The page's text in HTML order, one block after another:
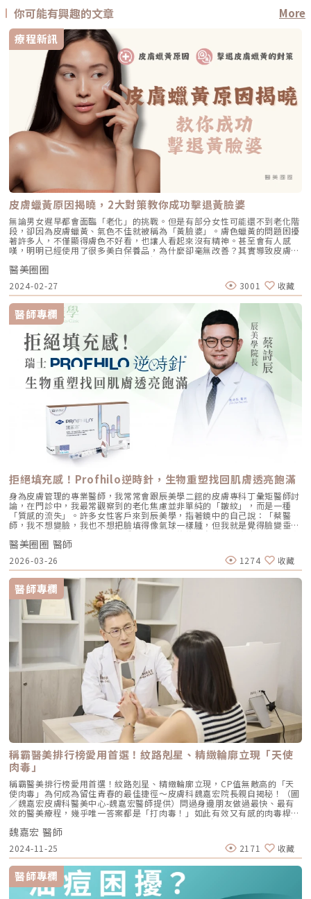
你可能有興趣的文章
More
療程新訊
皮膚蠟黃原因揭曉，2大對策教你成功擊退黃臉婆
無論男女遲早都會面臨「老化」的挑戰。但是有部分女性可能還不到老化階
段，卻因為皮膚蠟黃、氣色不佳就被稱為「黃臉婆」。膚色蠟黃的問題困擾
著許多人，不僅顯得膚色不好看，也讓人看起來沒有精神。甚至會有人感
嘆，明明已經使用了很多美白保養品，為什麼卻毫無改善？其實導致皮膚蠟
黃的原因有很多，小編先帶領讀者了解皮膚蠟黃的主因，再來分享擊退皮膚
蠟黃有哪2大對策，教你成功擺脫「黃」臉婆！為什麼皮膚會蠟黃？有哪些
主要原因？不僅老年人，很多年輕人也會碰到皮膚蠟黃的問題。除了要注意
作息和勤於保養之外，還可以考慮選擇雷射來改善膚色不均勻，去除黑斑等
問題。另外，也可以考慮打美白針，補充抗氧化，保護皮膚免受紫外線傷
害。 肌膚過於氧化：意思是，就像肌膚在生命中慢慢老化的一個過程。氧
化過程會因為紫外線、空氣污染、吸菸，以及身體正常的代謝而引發過多的
自由基。這些自由基會讓肌膚變得粗糙、出現細紋和暗沉蠟黃。 皮膚生成
太多黑色素：一般情況下，皮膚只要暴露在紫外線下，會刺激黑色素細胞分
泌黑色素，以保護皮膚避免受到傷害。但如果長時間暴露在陽光下而未做好
防曬措施，黑色素生成過多，皮膚無法及時代謝，皮膚就會變得較黑，甚至
出現不均勻的黑斑，像是雀斑或曬斑。 血管供氧不足：意思就是說血液循
環不順暢，肌膚裡的微血管攜帶氧氣的血紅素量不夠，所以皮膚看起來蠟黃
無光。若是血液循環順暢，攜帶氧氣的血紅素量就會增加，臉色看起來就會
紅潤。 日常作息不規律：無論是晚睡、熬夜或是白天睡覺，會讓身體的新
陳代謝速度減緩，進而影響黑色素代謝，造成黑眼圈，皮膚也會變得粗糙、
無光澤、顯得蠟黃暗沉。如果長時間缺乏睡眠也會讓眼睛周圍的皮膚顯得暗
沉，就像我們常說的「熊貓眼」。 角質無法正常代謝：日常作息不規律也
會讓皮膚角質代謝出問題，造成角質無法正常謝而引起堆積。這些角質排列
鬆散，表面凹凸不平，如果光線照射下會散亂，無法有效反射光線。這樣一
來，皮膚看起來就會顯得粗糙、蠟黃。 肌膚缺乏保濕：當肌膚水分充足
時，皮膚表面會很滑，反射光的效果會很好。皮膚看起來會晶瑩剔透，顏色
也會顯得紅潤。擊退皮膚蠟黃的2大對策對策一、雷射療程• 皮秒雷射：皮
秒雷射能夠縮小毛孔、改善色斑，讓臉部皮膚全面更新。不僅使皮膚看起來
更有光澤，還能淡化瑕疵、清潔毛孔中的污垢。是一種不錯的定期護膚方
法，能夠保持年輕肌膚的秘密武器！•淨膚雷射：清除粉刺、清潔肌膚深層
污垢和代謝角質，抑制油脂分泌過多的問題。同時也能夠縮小毛孔，使肌膚
看起來更細緻。• 飛梭雷射：適用於肌膚凹洞型痘疤和毛孔粗大問題，飛
梭雷射與上述雷射方式有所不同，可能會導致傷口產生。因此，療程後護理
比其他雷射更複雜，需要人工皮更換，並且注意多做防曬措施和加強保濕。
對策二、日常保養• 保養點滴：能夠防止黑色素的形成，淡化斑點，並提
供皮膚所需的營養。使皮膚增加細胞的活力，擊退氧化和老化的問題。•
杏仁酸煥膚：杏仁酸是一種果酸，用來改善肌膚問題。能幫助去除老廢角
質、淡化色素斑點、殺菌、減緩發炎，並促進膠原蛋白再生。杏仁• 酸具
有親脂性，能夠深入毛囊，控制皮脂分泌和粉刺生成。• 加強保濕和防
曬：首先要加強肌膚保濕，讓肌膚回復保水度佳的狀態，修護效果會更好。
也可以用化妝水輕輕按摩皮膚，幫助護膚品更好地吸收。紫外線曝曬過度會
傷害皮膚，所以要做好防曬措施，給肌膚基本的保護，這樣斑點就不會一直
冒出來囉！除了上述的醫美療程和日常保養方法，要改善肌膚狀況還可以透
過攝取足夠的水分，多食用含有維他命C的蔬果，並進行適度的運動。同
時，保持良好的生活習慣也很重要，例如正常規律的睡眠、少吃甜食、油
炸、辛辣食物，避免刺激肌膚，讓肌膚有足夠的休息時間，才能回復原本的
光澤和健康的狀態。★溫馨提醒★小編要提醒大家，醫療並非單純的商業交
易，所有的療程都伴隨著風險。因此，作為消費者應該謹慎選擇合適的醫療
方案，以確保安全與健康。
醫美圈圈
2024-02-27 3001 收藏
醫師專欄
拒絕填充感！Profhilo逆時針，生物重塑找回肌膚透亮飽滿
身為皮膚管理的專業醫師，我常常會跟辰美學二館的皮膚專科丁彙矩醫師討
論，在門診中，我最常觀察到的老化焦慮並非單純的「皺紋」，而是一種
「質感的流失」。許多女性客戶來到辰美學，指著鏡中的自己說：「蔡醫
師，我不想變臉，我也不想把臉填得像氣球一樣腫，但我就是覺得臉變垂
了、乾了，看起來很累。」這種「累感」，往往來自於肌膚真皮層結構的崩
解。過去我們習慣用玻尿酸去「填補」凹陷，或是用電音波去「緊緻」皮
表，但在這兩者之間，其實存在著一個關鍵的空白區：生物重塑（Bio-
Remodeling）。這就是為什麼我對 Profhilo 逆時針（俗稱：璞菲洛）情
有獨鍾的原因。一、 重新定義抗老：為什麼妳需要的是「重塑」而非「填
充」？在深入了解 Profhilo逆時針 之前，我們必須先釐清肌膚老化的本
質。肌膚的年輕度由真皮層的三大支柱決定：水份、膠原蛋白
（Collagen）以及彈力蛋白（Elastin）。多數人對膠原蛋白耳熟能詳，它
就像建築物的「鋼筋水泥」，負責撐起皮膚的厚度與體積；然而，讓肌膚在
做表情後能迅速回彈、維持組織張力的關鍵，其實是彈力蛋白。彈力蛋白就
像支撐鋼筋的「橡皮筋」，不幸的是，人體在青春期過後，彈力蛋白的合成
速度就會大幅下降。當彈力蛋白流失，肌膚就會像失去彈性的鬆緊帶，出現
細紋、毛孔粗大、甚至是難以處理的「鬆弛型下垂」。傳統玻尿酸屬於「填
充型」，主要目的是增加體積（Volumizing），如果過度施打，容易造成
面部僵硬或「醫美臉」。而 Profhilo 逆時針的誕生，是為了從細胞底層進
行「修復與重塑」，讓皮膚自己找回年輕時的彈性。二、 Profhilo 逆時針
的科學核心：NAHYCO™ 專利技術Profhilo逆時針來自瑞士著名的 IBSA 製
藥集團。身為專業醫師，我非常看重產品的「純淨度」與「穩定性」。
Profhilo 之所以能在國際醫美界佔有一席之地，在於其革命性的
NAHYCO™ 專利熱融合技術。1. 醫學界的「純淨」突破：無化學交聯劑一
般玻尿酸為了維持在體內的時間，必須添加化學交聯劑（如 BDDE）。雖然
這在合法範圍內是安全的，但對於過敏體質或追求極致天然的客戶來說，仍
存在延遲性發炎的風險。Profhilo逆時針 透過精確的加熱與降溫製程，讓
高分子與低分子玻尿酸產生自然的氫鍵鍵結，完全不含 BDDE。這意味著它
具備極高的「生物相容性」，注射後能與人體組織完美融合。2. 高低分子玻
尿酸的「黃金比例」Profhilo 含有目前市面上極高濃度的玻尿酸
（64mg/2ml），它結合了： 高分子量玻尿酸（H-HA）：提供穩定的物理
支撐與深層鎖水，改善鬆弛。 低分子量玻尿酸（L-HA）：作為傳遞信號的
分子，直接活化真皮層內的纖維母細胞，誘導膠原蛋白與彈力蛋白新生。這
種「1+1 > 2」的協同作用，讓 Profhilo 在進入皮膚後，能像液態電波一
樣迅速擴散，全面性地改善膚質。三、 3 種細胞與 5 種蛋白：解開「液態
電波」的逆齡關鍵在辰美學的診間，我常跟客戶解釋，Profhilo 就像是為
肌膚施加了一種「啟動指令」。它不僅僅是補水，而是啟動了「3+5 逆齡機
制」： 活化 3 種關鍵細胞： 纖維母細胞：這是皮膚的「膠原工廠」。 角質
形成細胞：強化表皮防禦力，讓肌膚看起來更細緻、有光澤。 脂肪幹細
胞：幫助恢復皮下組織的飽滿感，減緩隨著年齡增長的皮下萎縮。 啟動 5
種關鍵結構蛋白：包括 I 型、III 型、IV 型、VII 型膠原蛋白以及最關鍵的彈
力蛋白。這種全方位的重塑效果，能讓下顎線變清晰，讓細紋從底層淡化。
醫美圈圈 醫師
2026-03-26 1274 收藏
醫師專欄
稱霸醫美排行榜愛用首選！紋路剋星、精緻輪廓立現「天使
肉毒」
稱霸醫美排行榜愛用首選！紋路剋星、精緻輪廓立現，CP值無敵高的「天
使肉毒」為何成為留住青春的最佳捷徑～皮膚科魏嘉宏院長親自揭秘！（圖
／魏嘉宏皮膚科醫美中心-魏嘉宏醫師提供）問過身邊朋友做過最快、最有
效的醫美療程，幾乎唯一答案都是「打肉毒！」如此有效又有感的肉毒桿菌
素，到了2024直接進化到可「量身訂製」的全新服務！不但精準作用在臉
上動態紋路、達到放鬆肌肉、還原肌膚的平滑緊緻，還能避開皮笑肉不笑的
僵硬感，對於熱愛用肉毒桿菌素維持青春簡直是太美好的禮物。讓人眼花撩
亂的醫美療程不斷推陳出新，「肉毒桿菌素」始終是醫美療程熱門指定首
選！從醫美小白到皮膚科醫師本人可都是愛用者。只是面對眾多肉毒品牌、
價格高低不一的數字陷阱，到底要怎麼挑才能省了荷包、又能獲得有效、青
春緊緻的臉蛋？來自網友熱推的皮膚科魏嘉宏院長跟M編分享正確選擇肉毒
桿菌素3大關鍵！關鍵1：專業國際認證標章魏院長提到「肉毒桿菌素在醫學
魏嘉宏 醫師
2024-11-25 2171 收藏
醫師專欄